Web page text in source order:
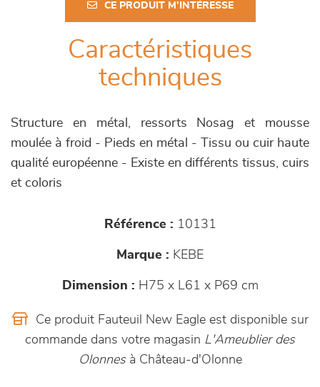
CE PRODUIT M'INTÉRESSE
Caractéristiques
techniques
Structure en métal, ressorts Nosag et mousse
moulée à froid - Pieds en métal - Tissu ou cuir haute
qualité européenne - Existe en différents tissus, cuirs
et coloris
Référence : 10131
Marque : KEBE
Dimension : H75 x L61 x P69 cm
Ce produit Fauteuil New Eagle est disponible sur
commande dans votre magasin L'Ameublier des
Olonnesà Château-d'Olonne